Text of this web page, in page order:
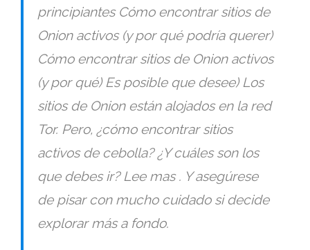
principiantes Cómo encontrar sitios de
Onion activos (y por qué podría querer)
Cómo encontrar sitios de Onion activos
(y por qué) Es posible que desee) Los
sitios de Onion están alojados en la red
Tor. Pero, ¿cómo encontrar sitios
activos de cebolla? ¿Y cuáles son los
que debes ir? Lee mas . Y asegúrese
de pisar con mucho cuidado si decide
explorar más a fondo.